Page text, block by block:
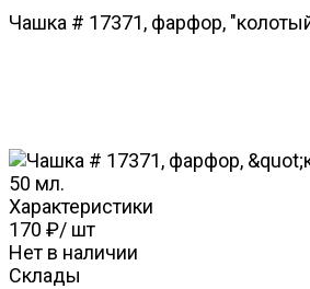
Чашка # 17371, фарфор,
Характеристики
170 ₽/ шт
Нет в наличии
Склады